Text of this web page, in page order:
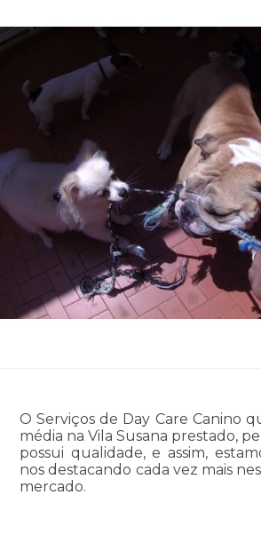
O Serviços de Day Care Canino
média na Vila Susana prestado,
possui qualidade, e assim,
nos destacando cada vez mais
mercado.